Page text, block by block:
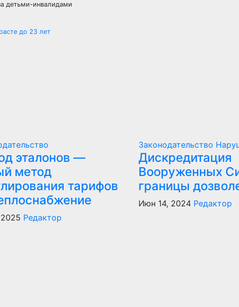
до 23 лет
эталонов —
метод
тарифов
Редактор
Законодательство
Дискредитация
Вооруженных
границы
Июн 14, 2024 Редактор